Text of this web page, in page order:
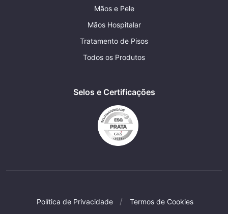
Mãos e Pele
Mãos Hospitalar
Tratamento de Pisos
Todos os Produtos
Selos e Certificações
Política de Privacidade Termos de Cookies